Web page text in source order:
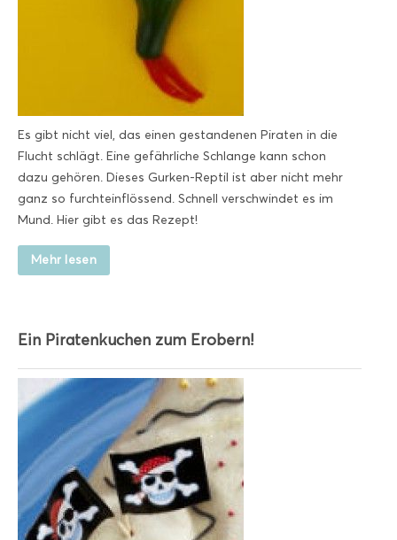
Es gibt nicht viel, das einen gestandenen Piraten in die
Flucht schlägt. Eine gefährliche Schlange kann schon
dazu gehören. Dieses Gurken-Reptil ist aber nicht mehr
ganz so furchteinflössend. Schnell verschwindet es im
Mund. Hier gibt es das Rezept!
Mehr lesen
Ein Piratenkuchen zum Erobern!